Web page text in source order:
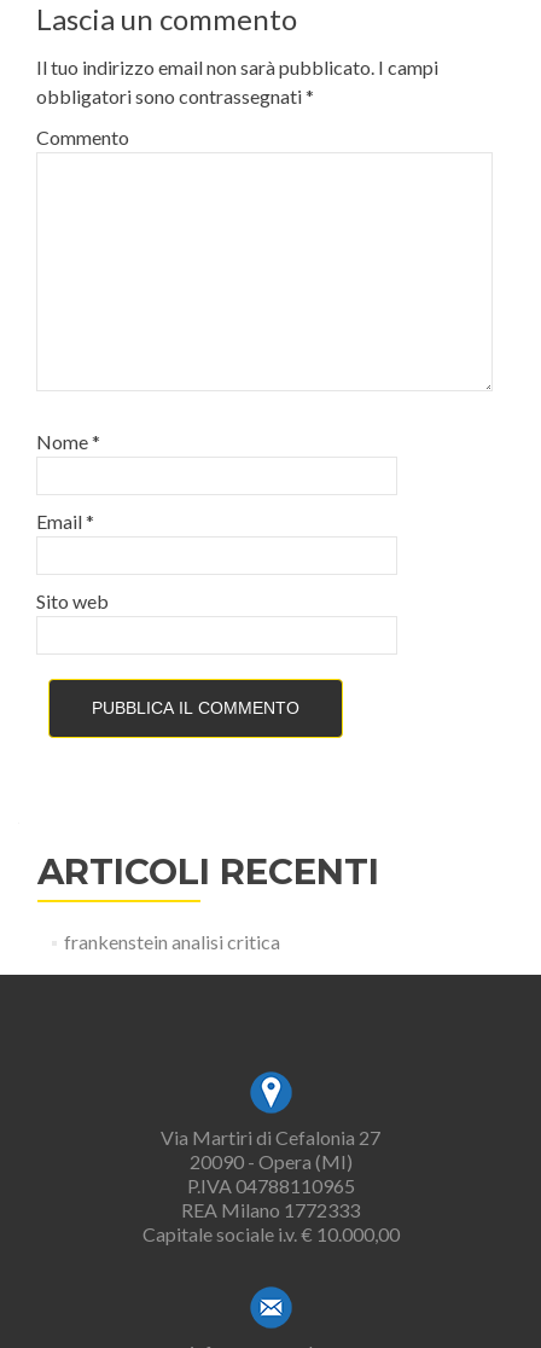
Lascia un commento
Il tuo indirizzo email non sarà pubblicato. I campi
obbligatori sono contrassegnati*
Commento
Nome*
Email*
Sito web
ARTICOLI RECENTI
frankenstein analisi critica
Via Martiri di Cefalonia 27
20090 - Opera (MI)
P.IVA 04788110965
REA Milano 1772333
Capitale sociale i.v. € 10.000,00